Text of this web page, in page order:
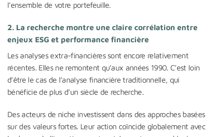
l’ensemble de votre portefeuille.
2. La recherche montre une claire corrélation entre
enjeux ESG et performance financière
Les analyses extra-financières sont encore relativement
récentes. Elles ne remontent qu’aux années 1990. C’est loin
d’être le cas de l’analyse financière traditionnelle, qui
bénéficie de plus d’un siècle de recherche.
Des acteurs de niche investissent dans des approches basées
sur des valeurs fortes. Leur action coïncide globalement avec